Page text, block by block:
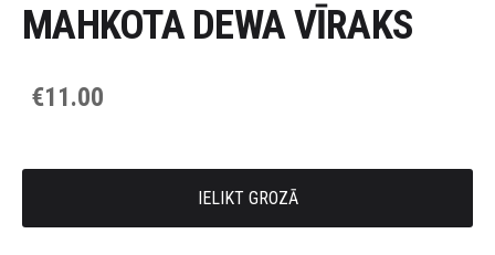
MAHKOTA DEWA VĪRAKS
€11.00
IELIKT GROZĀ